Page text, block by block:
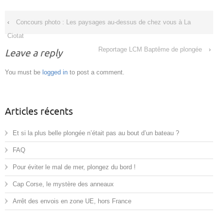
‹
Concours photo : Les paysages au-dessus de chez vous à La
Ciotat
Reportage LCM Baptême de plongée
›
Leave a reply
You must be logged in to post a comment.
Articles récents
Et si la plus belle plongée n’était pas au bout d’un bateau ?
FAQ
Pour éviter le mal de mer, plongez du bord !
Cap Corse, le mystère des anneaux
Arrêt des envois en zone UE, hors France